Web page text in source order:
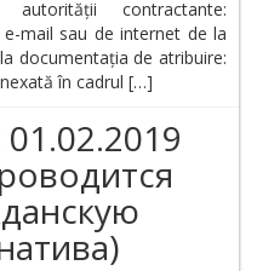
contractante:
mail sau de internet de la
documentația de atribuire:
în cadrul […]